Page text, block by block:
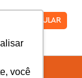
você
VESTIBULAR